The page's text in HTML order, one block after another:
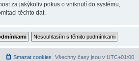
za jakýkoliv pokus o vniknutí do systému,
těchto dat.
Všechny časy jsou v UTC+01:00
Smazat cookies